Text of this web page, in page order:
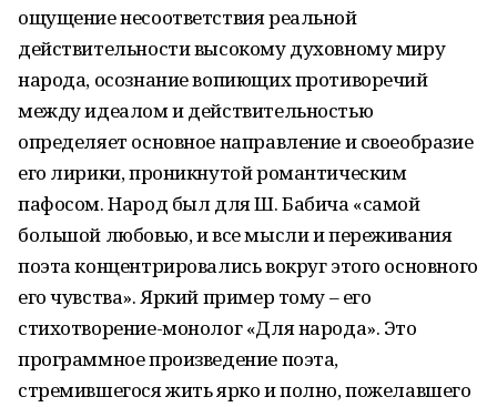
ощущение несоответствия реальной
действительности высокому духовному миру
народа, осо­знание вопиющих противоречий
между идеалом и действительностью
определяет основное направление и своеобразие
его лирики, проникнутой романтическим
пафосом. Народ был для Ш. Бабича «самой
большой любовью, и все мысли и переживания
поэта концентрировались вокруг этого основного
его чувства». Яркий пример тому – его
стихотворение-монолог «Для народа». Это
программное произведение поэта,
стремившегося жить ярко и полно, пожелавшего